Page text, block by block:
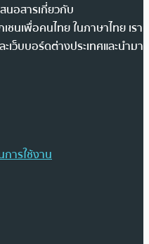
นอสารเกี่ยวกับ
ชนเพื่อคนไทย ในภาษาไทย เรา
ว็บบอร์ดต่างประเทศและนำมา
ารใช้งาน